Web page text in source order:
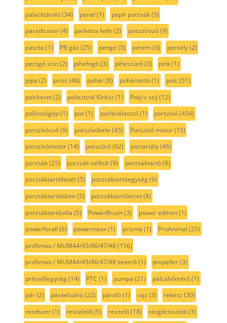
palacktároló(34) panel (1) papír porzsák(5)
paradicsom(4) parketta kefe (2) passzírozó(9)
paszta (1) PB gáz (25) penge (5) perem(3) persely(2)
pezsgő szín(2) pihefogó(3) piheszűrő(3) pink(1)
pipa (2) piros (46) pohár(8) pohártartó(1) polc(51)
polckeret(2) polisztirol fűrész (1) Poly-v szíj (12)
polírozógép(1) por(1) porleválasztó(1) porszívó(454)
porszívócső(9) porszívókefe (45) Porszívó motor(15)
porszívómotor(14) porszűrő(62) portartály(46)
porzsák(25) porzsák nélküli (9) porzsáktartó(8)
porzsáktartóbetét(5) porzsáktartóegység(6)
porzsáktartóidom(5) porzsáktartókeret(8)
porzsáktartóvilla (5) PowerBrush(3) power edition(1)
powerforall (6) powermaxx(1) prizma (1) ProAnimal (25)
profimixx / MUM44/45/46/47/48(156)
profimixx / MUM44/45/46/47/48 keverő(1) propeller(3)
préselőegység(14) PTC (1) pumpa (21) pálcahőmérő(1)
pár(2) páraelszívó(22) pároló(1) rajz (3) rekesz (30)
rendszer(1) reszelelő(5) reszelő(18) rezgőcsiszoló(3)